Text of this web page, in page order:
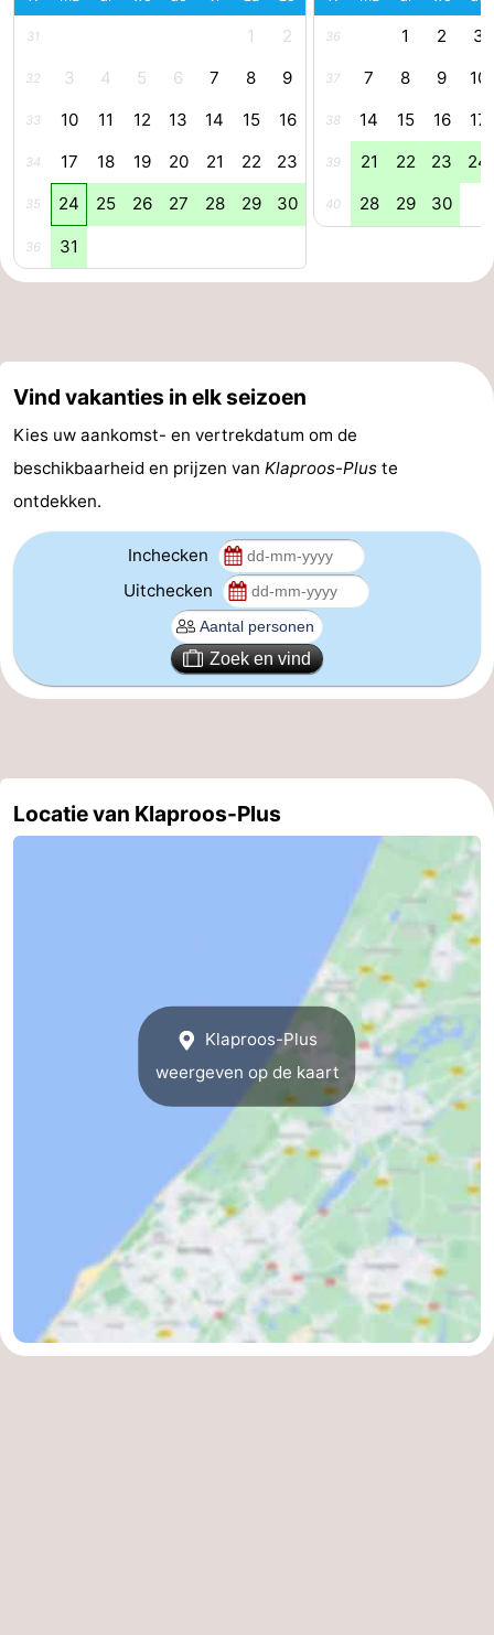
aan
Zee
Noordhollands
duinreservaat
Wijk
Zuid-
Kennermerland
Amsterdam
Haarlem
Zandvoort
Zuid-
Leiden
Bollenstreek
-
Natuur
Hollands
-
Noordwijk
Scheveningen
Haag
Rotterdam
Contact
31 1 2
32 3 4 5 6 7 8 9
33 10 11 12 13 14 15 16
34 17 18 19 20 21 22 23
35 24 25 26 27 28 29 30
36 31
36 1 2 3
37 7 8 9 10
38 14 15 16 17
39 21 22 23 24
40 28 29 30
Vind vakanties in elk seizoen
Kies uw aankomst- en vertrekdatum om de
beschikbaarheid en prijzen van Klaproos-Plus te
ontdekken.
Inchecken
Uitchecken
Zoek en vind
Locatie van Klaproos-Plus
Klaproos-Plus
weergeven op de kaart